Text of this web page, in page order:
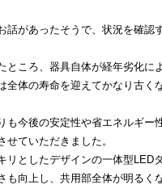
話があったそうで、状況を確認
ところ、器具自体が経年劣化に
全体の寿命を迎えてかなり古く
も今後の安定性や省エネルギー
ていただきました。
リとしたデザインの一体型LED
も向上し、共用部全体が明るく